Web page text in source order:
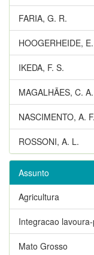
FARIA, G. R.
HOOGERHEIDE,
IKEDA, F. S.
MAGALHÃES, C.
NASCIMENTO, A.
ROSSONI, A. L.
Assunto
Agricultura
Integracao
Mato Grosso